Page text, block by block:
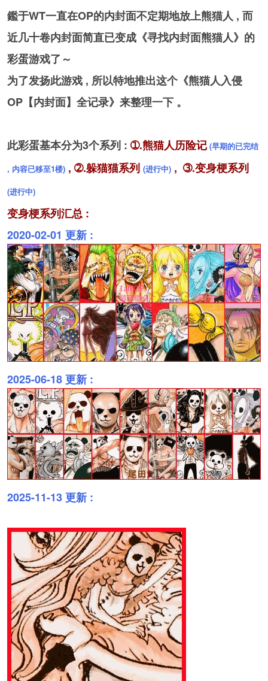
鑑于WT一直在OP的内封面不定期地放上熊猫人 , 而
近几十卷内封面简直已变成《寻找内封面熊猫人》的
彩蛋游戏了～
为了发扬此游戏 , 所以特地推出这个《熊猫人入侵
OP【内封面】全记录》来整理一下 。
此彩蛋基本分为3个系列 : ➀.熊猫人历险记 (早期的已完结
, 内容已移至1楼) , ➁.躲猫猫系列 (进行中) , ➂.变身梗系列
(进行中)
变身梗系列汇总 :
2020-02-01 更新 :
2025-06-18 更新 :
2025-11-13 更新 :